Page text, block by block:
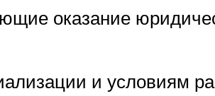
оказание
и условиям